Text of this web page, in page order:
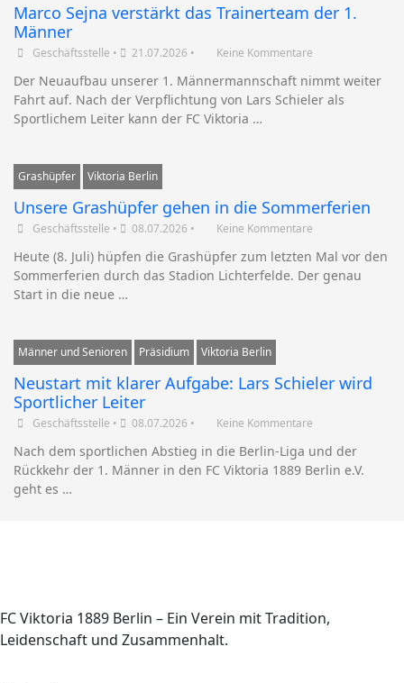
Marco Sejna verstärkt das Trainerteam der 1.
Männer
Geschäftsstelle • 21.07.2026 • Keine Kommentare
Der Neuaufbau unserer 1. Männermannschaft nimmt weiter
Fahrt auf. Nach der Verpflichtung von Lars Schieler als
Sportlichem Leiter kann der FC Viktoria …
Grashüpfer Viktoria Berlin
Unsere Grashüpfer gehen in die Sommerferien
Geschäftsstelle • 08.07.2026 • Keine Kommentare
Heute (8. Juli) hüpfen die Grashüpfer zum letzten Mal vor den
Sommerferien durch das Stadion Lichterfelde. Der genau
Start in die neue …
Männer und Senioren Präsidium Viktoria Berlin
Neustart mit klarer Aufgabe: Lars Schieler wird
Sportlicher Leiter
Geschäftsstelle • 08.07.2026 • Keine Kommentare
Nach dem sportlichen Abstieg in die Berlin-Liga und der
Rückkehr der 1. Männer in den FC Viktoria 1889 Berlin e.V.
geht es …
FC Viktoria 1889 Berlin – Ein Verein mit Tradition,
Leidenschaft und Zusammenhalt.